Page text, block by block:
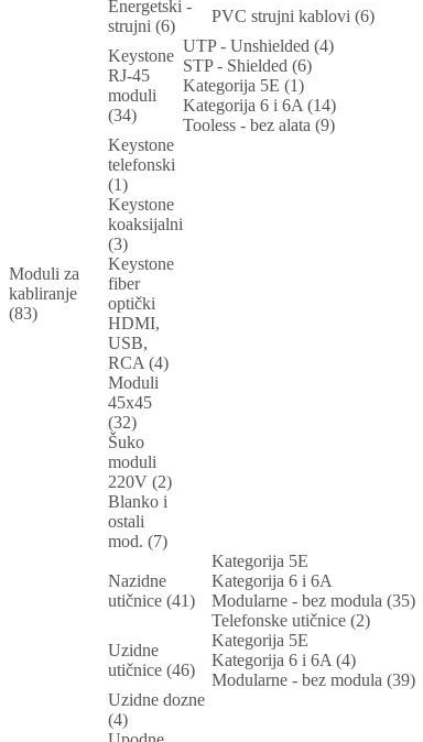
Energetski -
strujni (6)
PVC strujni kablovi (6)
Moduli za
kabliranje
(83)
Keystone
RJ-45
moduli
(34)
UTP - Unshielded (4)
STP - Shielded (6)
Kategorija 5E (1)
Kategorija 6 i 6A (14)
Tooless - bez alata (9)
Keystone
telefonski
(1)
Keystone
koaksijalni
(3)
Keystone
fiber
optički
HDMI,
USB,
RCA (4)
Moduli
45x45
(32)
Šuko
moduli
220V (2)
Blanko i
ostali
mod. (7)
Nazidne
utičnice (41)
Kategorija 5E
Kategorija 6 i 6A
Modularne - bez modula (35)
Telefonske utičnice (2)
Uzidne
utičnice (46)
Kategorija 5E
Kategorija 6 i 6A (4)
Modularne - bez modula (39)
Uzidne dozne
(4)